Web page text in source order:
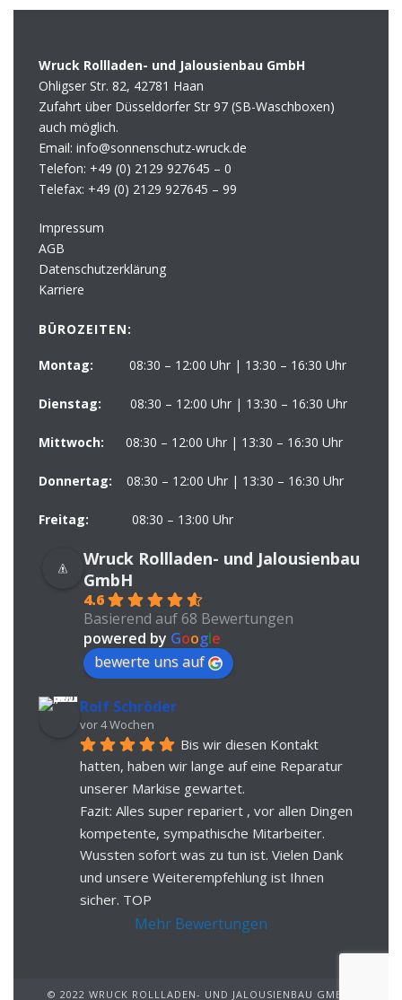
Wruck Rollladen- und Jalousienbau GmbH
Ohligser Str. 82, 42781 Haan
Zufahrt über Düsseldorfer Str 97 (SB-Waschboxen)
auch möglich.
Email: info@sonnenschutz-wruck.de
Telefon: +49 (0) 2129 927645 – 0
Telefax: +49 (0) 2129 927645 – 99
Impressum
AGB
Datenschutzerklärung
Karriere
BÜROZEITEN:
Montag: 08:30 – 12:00 Uhr | 13:30 – 16:30 Uhr
Dienstag: 08:30 – 12:00 Uhr | 13:30 – 16:30 Uhr
Mittwoch: 08:30 – 12:00 Uhr | 13:30 – 16:30 Uhr
Donnertag: 08:30 – 12:00 Uhr | 13:30 – 16:30 Uhr
Freitag: 08:30 – 13:00 Uhr
Wruck Rollladen- und Jalousienbau
GmbH
4.6
Basierend auf 68 Bewertungen
powered by Google
bewerte uns auf
Rolf Schröder
vor 4 Wochen
Bis wir diesen Kontakt
hatten, haben wir lange auf eine Reparatur
unserer Markise gewartet.
Fazit: Alles super repariert , vor allen Dingen
kompetente, sympathische Mitarbeiter.
Wussten sofort was zu tun ist. Vielen Dank
und unsere Weiterempfehlung ist Ihnen
sicher. TOP
Mehr Bewertungen
© 2022 WRUCK ROLLLADEN- UND JALOUSIENBAU GMBH.